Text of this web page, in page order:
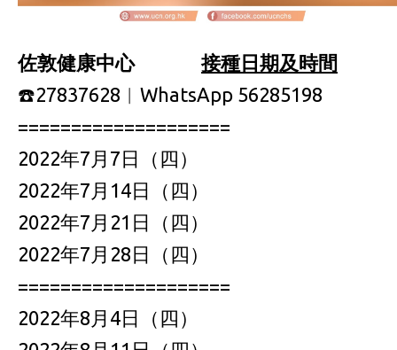
佐敦健康中心
接種日期及時間
☎️27837628︱WhatsApp 56285198
====================
2022年7月7日（四）
2022年7月14日（四）
2022年7月21日（四）
2022年7月28日（四）
====================
2022年8月4日（四）